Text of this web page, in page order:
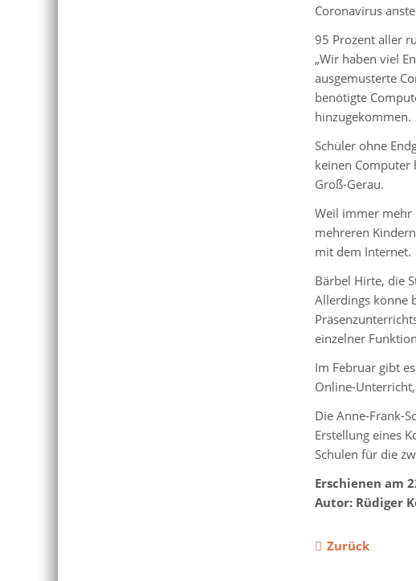
Coronavirus
95 Prozent aller
„Wir haben viel
ausgemusterte
benötigte
hinzugekommen.
Schüler ohne
keinen Computer
Groß-Gerau.
Weil immer mehr
mehreren
mit dem Internet.
Bärbel Hirte, die
Allerdings könne
einzelner
Im Februar gibt
Online-
Die Anne-Frank-
Erstellung eines
Schulen für die
Erschienen am
Autor: Rüdiger
Zurück